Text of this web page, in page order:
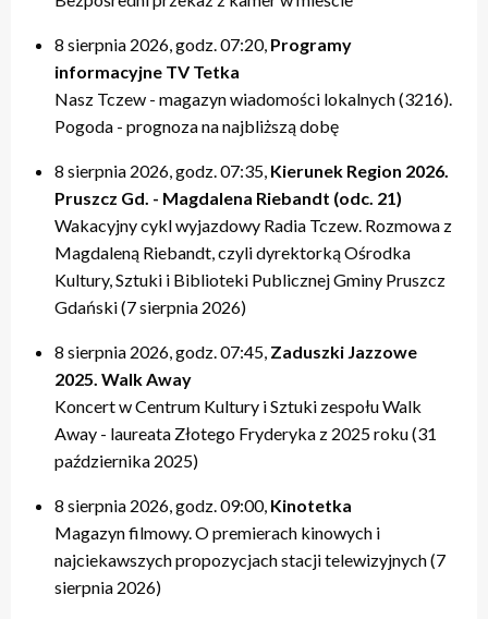
20:00 – relacje
21:40 – Pytania do Prezydenta / Pytania do Starosty
22:00 – relacje
20:00 – relacje
21:40 – Opinie w Radiu Tczew
22:00 – relacje
19:40 – Kulturalne pogaduszki / Fabryczne Pogaduszki
20:00 – relacje
21:20 – Nasz Tczew, Pogoda
21:40 – KinoteTka
21:50 – Kulturalne pogaduszki / Fabryczne Pogaduszki
22:00 – relacje
19:50 – relacje
21:40 – Tczew Mówi
21:50 – relacje
17:40 – Powtórki programów z tygodnia
20:40 – relacje tygodnia
8 sierpnia 2026, godz. 07:20, Programy
informacyjne TV Tetka
Nasz Tczew - magazyn wiadomości lokalnych (3216).
Pogoda - prognoza na najbliższą dobę
8 sierpnia 2026, godz. 07:35, Kierunek Region 2026.
Pruszcz Gd. - Magdalena Riebandt (odc. 21)
Wakacyjny cykl wyjazdowy Radia Tczew. Rozmowa z
Magdaleną Riebandt, czyli dyrektorką Ośrodka
Kultury, Sztuki i Biblioteki Publicznej Gminy Pruszcz
Gdański (7 sierpnia 2026)
8 sierpnia 2026, godz. 07:45, Zaduszki Jazzowe
2025. Walk Away
Koncert w Centrum Kultury i Sztuki zespołu Walk
Away - laureata Złotego Fryderyka z 2025 roku (31
października 2025)
8 sierpnia 2026, godz. 09:00, Kinotetka
Magazyn filmowy. O premierach kinowych i
najciekawszych propozycjach stacji telewizyjnych (7
sierpnia 2026)